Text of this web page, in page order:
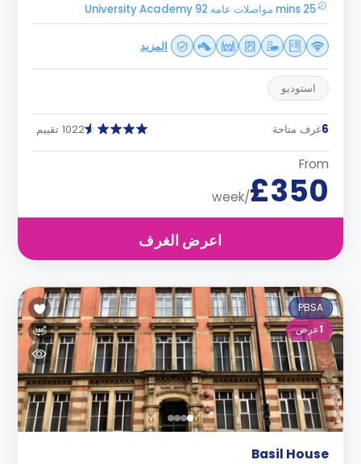
25 mins مواصلات عامه University Academy 92
المزيد
استوديو
6غرف متاحة 1022 تقييم
From
£350
/week
اعرض الغرف
PBSA
1عرض
Basil House